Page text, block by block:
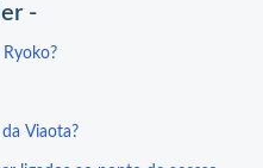
-
Viaota?